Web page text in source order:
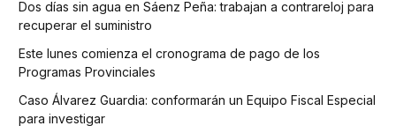
Dos días sin agua en Sáenz Peña: trabajan a contrareloj para
recuperar el suministro
Este lunes comienza el cronograma de pago de los
Programas Provinciales
Caso Álvarez Guardia: conformarán un Equipo Fiscal Especial
para investigar